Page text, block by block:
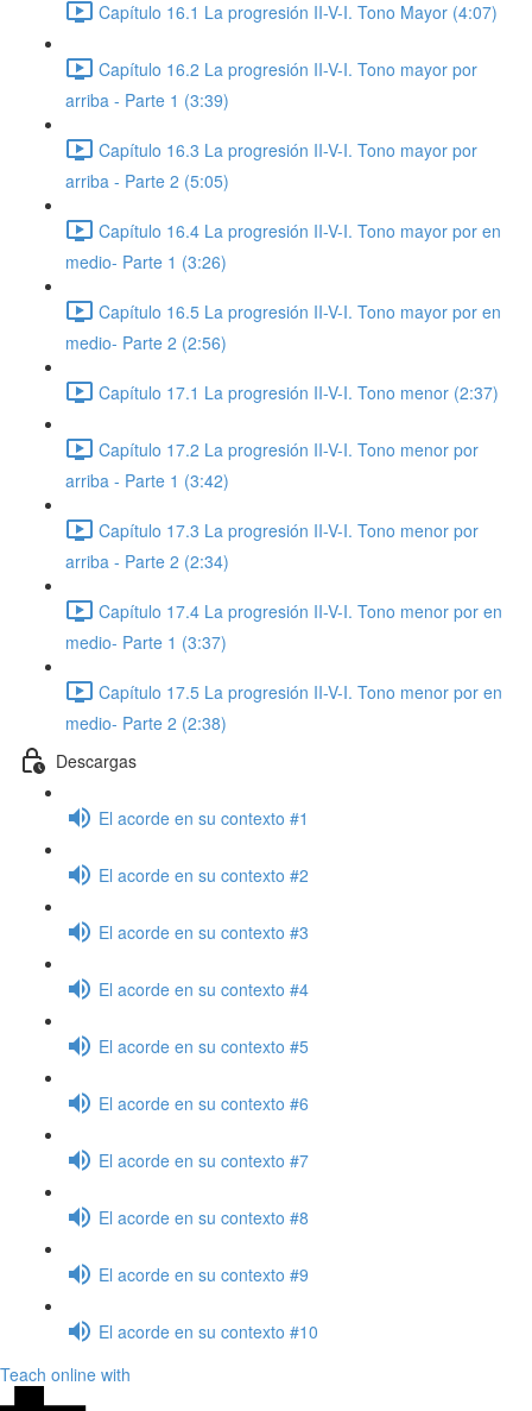
Capítulo 16.1 La progresión II-V-I. Tono Mayor (4:07)
Capítulo 16.2 La progresión II-V-I. Tono mayor por
arriba - Parte 1 (3:39)
Capítulo 16.3 La progresión II-V-I. Tono mayor por
arriba - Parte 2 (5:05)
Capítulo 16.4 La progresión II-V-I. Tono mayor por en
medio- Parte 1 (3:26)
Capítulo 16.5 La progresión II-V-I. Tono mayor por en
medio- Parte 2 (2:56)
Capítulo 17.1 La progresión II-V-I. Tono menor (2:37)
Capítulo 17.2 La progresión II-V-I. Tono menor por
arriba - Parte 1 (3:42)
Capítulo 17.3 La progresión II-V-I. Tono menor por
arriba - Parte 2 (2:34)
Capítulo 17.4 La progresión II-V-I. Tono menor por en
medio- Parte 1 (3:37)
Capítulo 17.5 La progresión II-V-I. Tono menor por en
medio- Parte 2 (2:38)
Descargas
El acorde en su contexto #1
El acorde en su contexto #2
El acorde en su contexto #3
El acorde en su contexto #4
El acorde en su contexto #5
El acorde en su contexto #6
El acorde en su contexto #7
El acorde en su contexto #8
El acorde en su contexto #9
El acorde en su contexto #10
Teach online with